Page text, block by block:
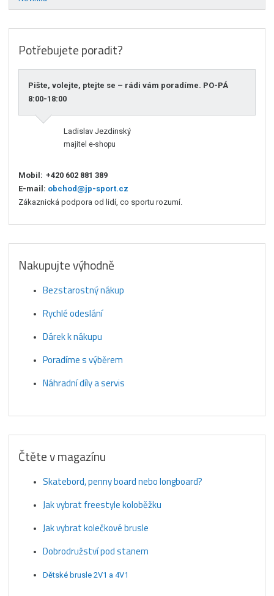
Potřebujete poradit?
Pište, volejte, ptejte se – rádi vám poradíme. PO-PÁ
8:00-18:00
Ladislav Jezdinský
majitel e-shopu
Mobil: +420 602 881 389
E-mail: obchod@jp-sport.cz
Zákaznická podpora od lidí, co sportu rozumí.
Nakupujte výhodně
Bezstarostný nákup
Rychlé odeslání
Dárek k nákupu
Poradíme s výběrem
Náhradní díly a servis
Čtěte v magazínu
Skatebord, penny board nebo longboard?
Jak vybrat freestyle koloběžku
Jak vybrat kolečkové brusle
Dobrodružství pod stanem
Dětské brusle 2V1 a 4V1